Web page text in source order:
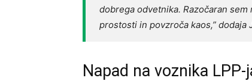
dobrega odvetnika. Razočaran
prostosti in povzroča kaos,” dodaja
Napad na voznika LPP-